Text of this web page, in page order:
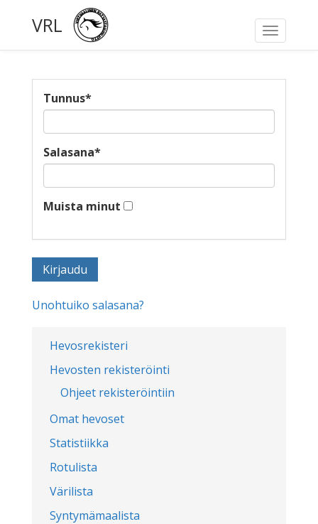
Toggle
VRL
Hevosrekisteri
Hevosten rekisteröinti
Ohjeet rekisteröintiin
Omat hevoset
Statistiikka
Rotulista
Värilista
Syntymämaalista
Tunnus*
Salasana*
Muista minut
Unohtuiko salasana?